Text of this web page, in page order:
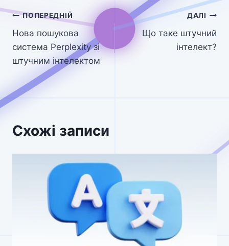
Навігація
записів
ПОПЕРЕДНІЙ
Нова пошукова
система Perplexity зі
штучним інтелектом
ДАЛІ
Що таке штучний
інтелект?
Схожі записи